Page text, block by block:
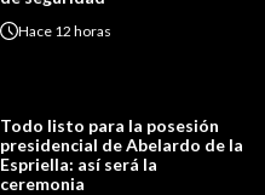
Hace 12 horas
Todo listo para la posesión
presidencial de Abelardo de la
Espriella: así será la
ceremonia